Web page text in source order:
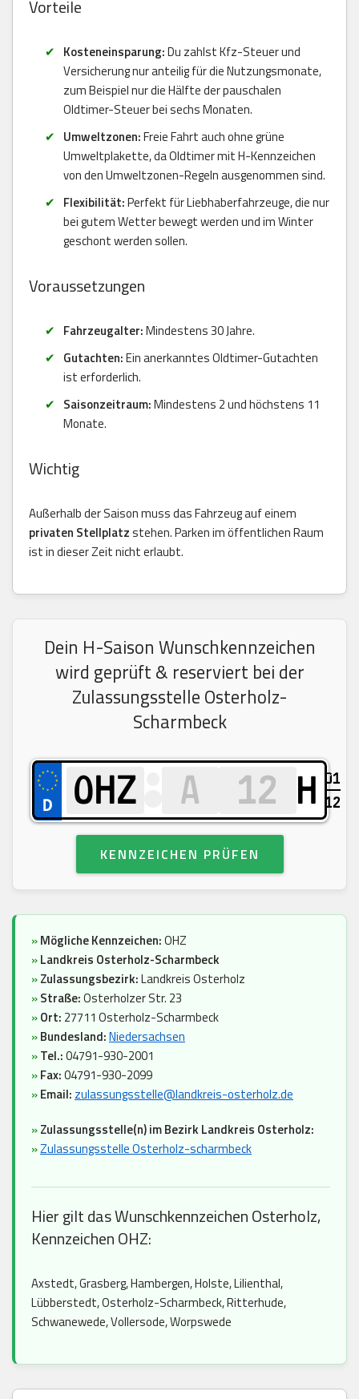
Vorteile
Kosteneinsparung:Du zahlst Kfz-Steuer und
Versicherung nur anteilig für die Nutzungsmonate,
zum Beispiel nur die Hälfte der pauschalen
Oldtimer-Steuer bei sechs Monaten.
Umweltzonen:Freie Fahrt auch ohne grüne
Umweltplakette, da Oldtimer mit H-Kennzeichen
von den Umweltzonen-Regeln ausgenommen sind.
Flexibilität:Perfekt für Liebhaberfahrzeuge, die nur
bei gutem Wetter bewegt werden und im Winter
geschont werden sollen.
Voraussetzungen
Fahrzeugalter:Mindestens 30 Jahre.
Gutachten:Ein anerkanntes Oldtimer-Gutachten
ist erforderlich.
Saisonzeitraum:Mindestens 2 und höchstens 11
Monate.
Wichtig
Außerhalb der Saison muss das Fahrzeug auf einem
privaten Stellplatzstehen. Parken im öffentlichen Raum
ist in dieser Zeit nicht erlaubt.
Dein H-Saison Wunschkennzeichen
wird geprüft & reserviert bei der
Zulassungsstelle Osterholz-
Scharmbeck
H
01
12
KENNZEICHEN PRÜFEN
»Mögliche Kennzeichen:OHZ
»Landkreis Osterholz-Scharmbeck
»Zulassungsbezirk:Landkreis Osterholz
»Straße:Osterholzer Str. 23
»Ort: 27711 Osterholz-Scharmbeck
»Bundesland:Niedersachsen
»Tel.:04791-930-2001
»Fax:04791-930-2099
»Email: zulassungsstelle@landkreis-osterholz.de
»Zulassungsstelle(n) im Bezirk Landkreis Osterholz:
»Zulassungsstelle Osterholz-scharmbeck
Hier gilt das Wunschkennzeichen Osterholz,
Kennzeichen OHZ:
Axstedt, Grasberg, Hambergen, Holste, Lilienthal,
Lübberstedt, Osterholz-Scharmbeck, Ritterhude,
Schwanewede, Vollersode, Worpswede